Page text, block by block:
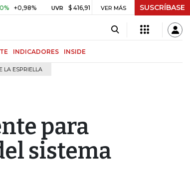
UVR $ 416,91 +$ 0,05 +0,01% BITCOIN US$
VER MÁS SUSCRÍBASE
INDICADORES INSIDE
LA ESPRIELLA
para
sistema